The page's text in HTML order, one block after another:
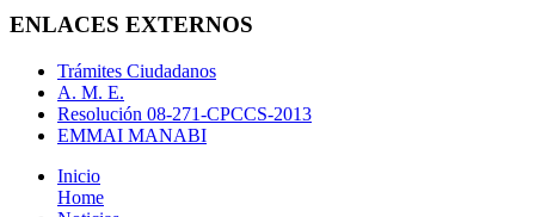
ENLACES EXTERNOS
Trámites Ciudadanos
A. M. E.
Resolución 08-271-CPCCS-2013
EMMAI MANABI
Inicio
Home